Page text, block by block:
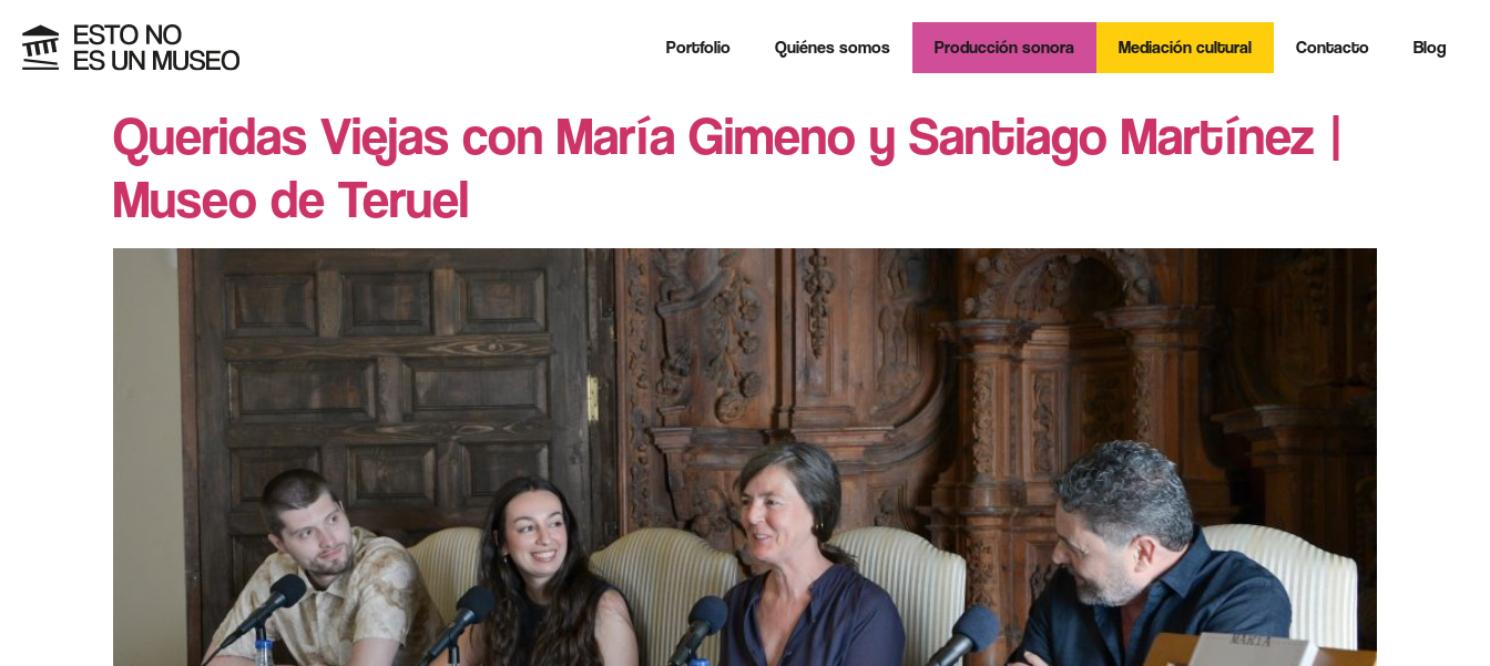
Portfolio Quiénes somos Producción sonora Mediación cultural Contacto Blog
Queridas Viejas con María Gimeno y Santiago Martínez |
Museo de Teruel